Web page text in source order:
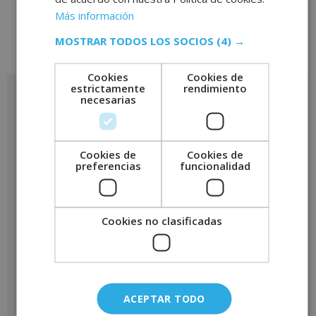
VENTAJAS DE TENER UN
TÍTULO DE ADMINISTRADOR
DE FINCAS
Para gestionar una comunidad de propietarios es
necesario tener en cuenta una serie de aspectos, como
los presupuestos, el mantenimiento o la limpieza de las
zonas comunes. Por ello, un título de administrador de
fincas es necesario para saber gestionar todo esto. Si
quieres saber qué aprenderás con una titulación
curso de administrador de fincas
Más información
MOSTRAR TODOS LOS SOCIOS (4) →
Cookies
estrictamente
necesarias
Cookies de
rendimiento
Cookies de
preferencias
Cookies de
funcionalidad
Cookies no clasificadas
ACEPTAR TODO